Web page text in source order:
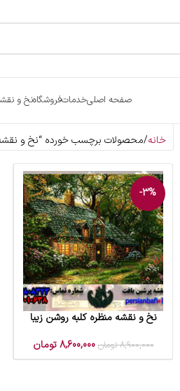
صفحه اصلیخدماتفروشگاهنخ و
خانه محصولات برچسب خورده “نخ و نقشه
-3%
افزودن به سبد خرید
نخ و نقشه منظره کلبه روشن زیبا
8,900,000 تومان 8,600,000 تومان